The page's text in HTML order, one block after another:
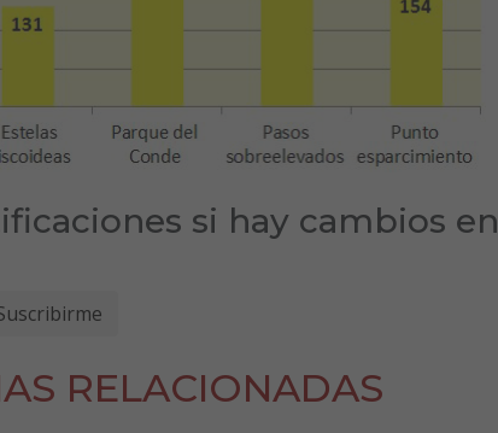
si hay cambios en
RELACIONADAS